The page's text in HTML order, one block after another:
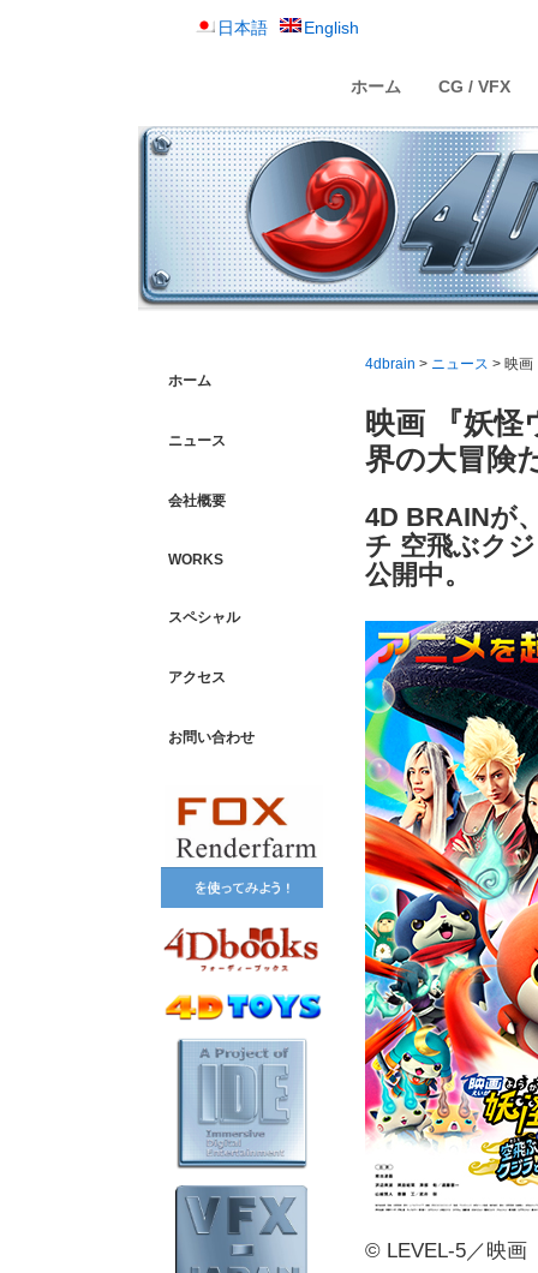
日本語 English
ホーム CG / VFX
4dbrain > ニュース > 映画
映画 『妖
界の大冒険
4D BRAINが
チ 空飛ぶク
公開中。
© LEVEL-5／映画
ホーム
ニュース
会社概要
WORKS
スペシャル
アクセス
お問い合わせ